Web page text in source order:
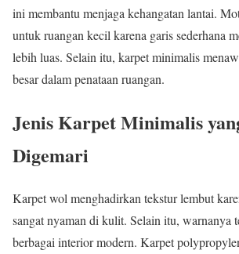
ini membantu menjaga kehangatan lantai.
untuk ruangan kecil karena garis sederhana
lebih luas. Selain itu, karpet minimalis
besar dalam penataan ruangan.
Jenis Karpet Minimalis
Digemari
Karpet wol menghadirkan tekstur lembut
sangat nyaman di kulit. Selain itu, warnanya
berbagai interior modern. Karpet